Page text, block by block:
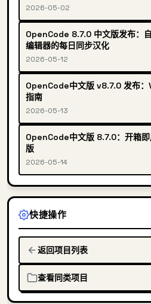
2026-05-02
OpenCode 8.7.0 中文版发布：
编辑器的每日同步汉化
2026-05-12
OpenCode中文版 v8.7.0 发布
指南
2026-05-13
OpenCode中文版 8.7.0：开箱
版
2026-05-14
快捷操作
返回项目列表
查看同类项目